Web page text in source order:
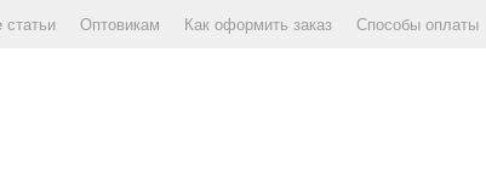
Оптовикам Как оформить заказ Способы оплаты